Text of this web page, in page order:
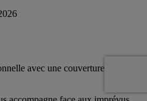
avec une couverture